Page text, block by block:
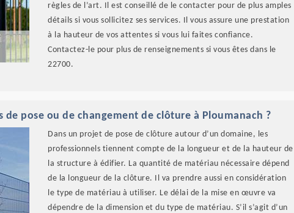
règles de l’art. Il est conseillé de le contacter pour de plus amples
détails si vous sollicitez ses services. Il vous assure une prestation
à la hauteur de vos attentes si vous lui faites confiance.
Contactez-le pour plus de renseignements si vous êtes dans le
22700.
pose ou de changement de clôture à Ploumanach ?
Dans un projet de pose de clôture autour d’un domaine, les
professionnels tiennent compte de la longueur et de la hauteur de
la structure à édifier. La quantité de matériau nécessaire dépend
de la longueur de la clôture. Il va prendre aussi en considération
le type de matériau à utiliser. Le délai de la mise en œuvre va
dépendre de la dimension et du type de matériau. S’il s’agit d’un